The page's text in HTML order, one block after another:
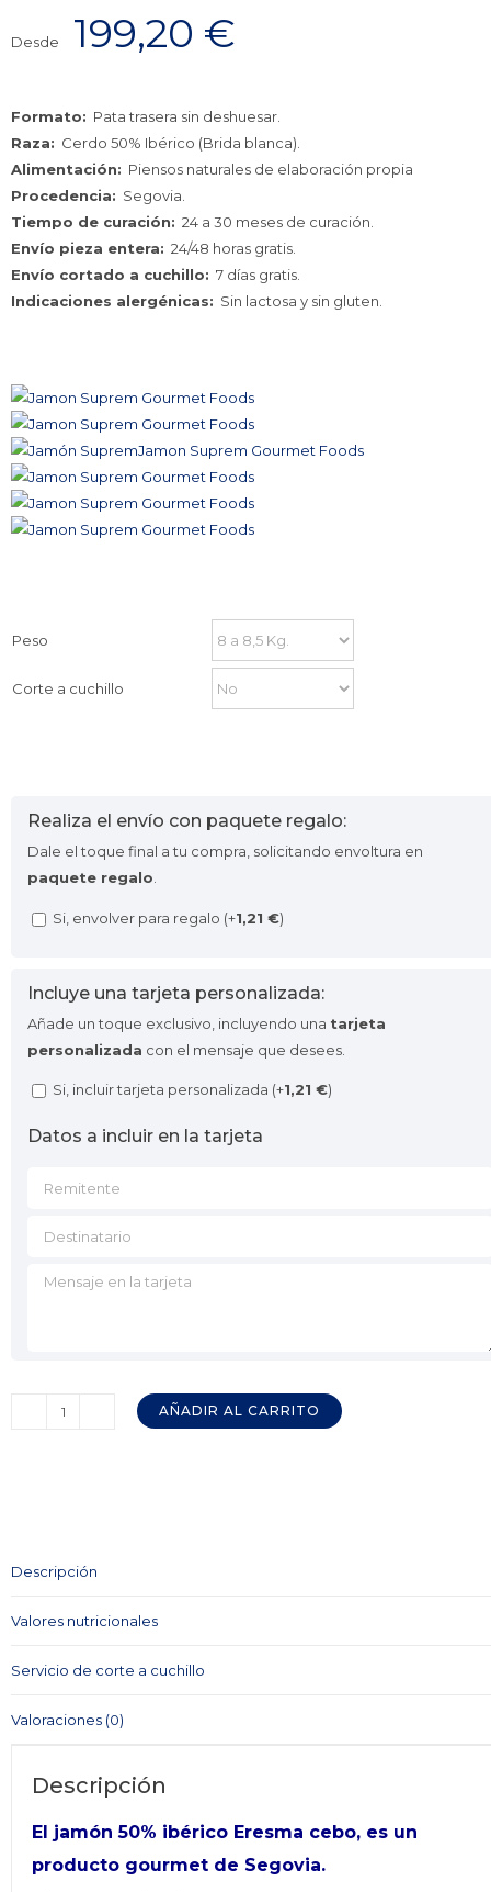
Desde 199,20 €
Formato: Pata trasera sin deshuesar.
Raza: Cerdo 50% Ibérico (Brida blanca).
Alimentación: Piensos naturales de elaboración propia
Procedencia: Segovia.
Tiempo de curación: 24 a 30 meses de curación.
Envío pieza entera: 24/48 horas gratis.
Envío cortado a cuchillo: 7 días gratis.
Indicaciones alergénicas: Sin lactosa y sin gluten.
Peso
Corte a cuchillo
Realiza el envío con paquete regalo:
Dale el toque final a tu compra, solicitando envoltura en
paquete regalo
Si, envolver para regalo (+1,21 €)
Incluye una tarjeta personalizada:
Añade un toque exclusivo, incluyendo una tarjeta
personalizada con el mensaje que desees.
Si, incluir tarjeta personalizada (+1,21 €)
Datos a incluir en la tarjeta
AÑADIR AL CARRITO
Descripción
Valores nutricionales
Servicio de corte a cuchillo
Valoraciones (0)
Descripción
El jamón 50% ibérico Eresma cebo, es un
producto gourmet de Segovia.